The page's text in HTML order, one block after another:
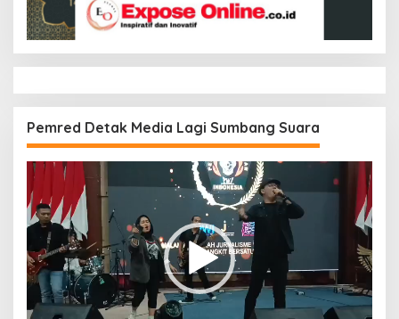
Pemred Detak Media Lagi Sumbang Suara
Pemutar
Video